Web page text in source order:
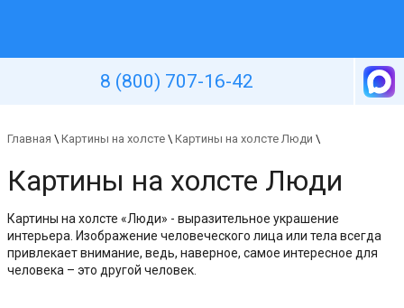
8 (800) 707-16-42
Главная \ Картины на холсте \ Картины на холсте Люди \
Картины на холсте Люди
Картины на холсте «Люди» - выразительное украшение
интерьера. Изображение человеческого лица или тела всегда
привлекает внимание, ведь, наверное, самое интересное для
человека – это другой человек.